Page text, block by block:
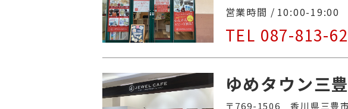
TEL 087-813-
営業時間 10:00-19:00
ゆめタウン三
〒769-1506 香川県三豊